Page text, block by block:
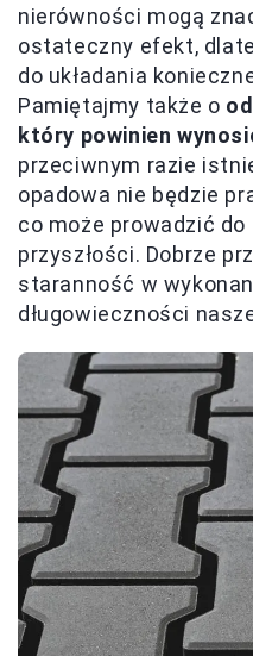
nierówności mogą
ostateczny efekt,
do układania
Pamiętajmy także o
który powinien
przeciwnym razie
opadowa nie będzie
co może prowadzić
przyszłości. Dobrze
staranność w
długowieczności